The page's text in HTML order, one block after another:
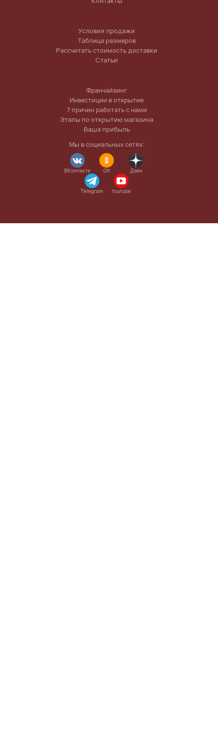
Условия продажи
Таблица размеров
Рассчитать стоимость доставки
Статьи
Франчайзинг
Инвестиции в открытие
7 причин работать с нами
Этапы по открытию магазина
Ваша прибыль
Мы в социальных сетях:
ВКонтакте OK Дзен
Telegram Youtube